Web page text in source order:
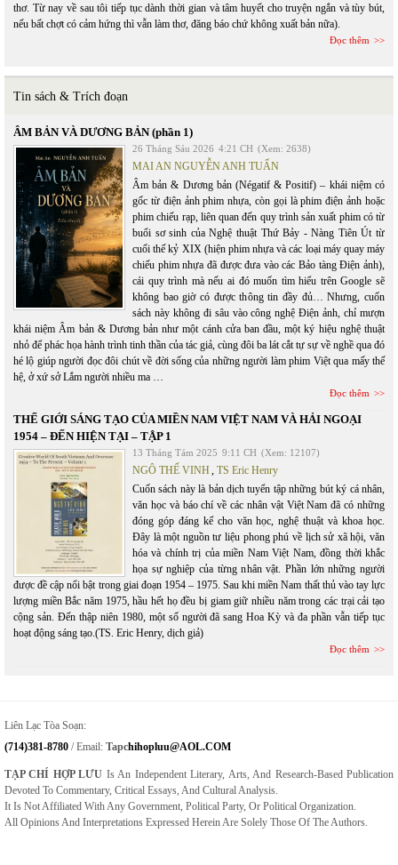
thơ. Từ nay về sau tôi tiếp tục dành thời gian và tâm huyết cho truyện ngắn và tùy bút,
nếu bất chợt có cảm hứng thì vẫn làm thơ, đăng báo chứ không xuất bản nữa).
Đọc thêm
Tin sách & Trích đoạn
ÂM BẢN VÀ DƯƠNG BẢN (phần 1)
26 Tháng Sáu 2026 4:21 CH (Xem: 2638)
MAI AN NGUYỄN ANH TUẤN
Âm bản & Dương bản (Négatif & Positif) – khái niệm có
gốc từ điện ảnh phim nhựa, còn gọi là phim điện ảnh hoặc
phim chiếu rạp, liên quan đến quy trình sản xuất phim có từ
buổi sơ sinh của Nghệ thuật Thứ Bảy - Nàng Tiên Út từ
cuối thế kỷ XIX (hiện phim nhựa và các loại máy quay máy
chiếu phim nhựa đã được đưa vào các Bảo tàng Điện ảnh),
cái quy trình mà nếu ai đó muốn tìm hiểu trên Google sẽ
không bao giờ có được thông tin đầy đủ… Nhưng, cuốn
sách này không đi sâu vào công nghệ Điện ảnh, chỉ mượn
khái niệm Âm bản & Dương bản như một cánh cửa ban đầu, một ký hiệu nghệ thuật
nhỏ để phác họa hành trình tinh thần của tác giả, cùng đôi ba lát cắt tự sự về nghề qua đó
hé lộ giúp người đọc đôi chút về đời sống của những người làm phim Việt qua mấy thế
hệ, ở xứ sở Lắm người nhiều ma …
Đọc thêm
THẾ GIỚI SÁNG TẠO CỦA MIỀN NAM VIỆT NAM VÀ HẢI NGOẠI
1954 – ĐẾN HIỆN TẠI – TẬP 1
13 Tháng Tám 2025 9:11 CH (Xem: 12107)
NGÔ THẾ VINH, TS Eric Henry
Cuốn sách này là bản dịch tuyển tập những bút ký cá nhân,
văn học và báo chí về các nhân vật Việt Nam đã có những
đóng góp đáng kể cho văn học, nghệ thuật và khoa học.
Đây là một nguồn tư liệu phong phú về lịch sử xã hội, văn
hóa và chính trị của miền Nam Việt Nam, đồng thời khắc
họa sự nghiệp của từng nhân vật. Phần lớn những người
được đề cập nổi bật trong giai đoạn 1954 – 1975. Sau khi miền Nam thất thủ vào tay lực
lượng miền Bắc năm 1975, hầu hết họ đều bị giam giữ nhiều năm trong các trại cải tạo
cộng sản. Đến thập niên 1980, một số người đã sang Hoa Kỳ và đa phần vẫn tiếp tục
hoạt động sáng tạo.(TS. Eric Henry, dịch giả)
Đọc thêm
Liên Lạc Tòa Soạn:
(714)381-8780 / Email: TapcHihopluu@AOL.COM
TẠP CHÍ HỢP LƯU Is An Independent Literary, Arts, And Research-Based Publication
Devoted To Commentary, Critical Essays, And Cultural Analysis.
It Is Not Affiliated With Any Government, Political Party, Or Political Organization.
All Opinions And Interpretations Expressed Herein Are Solely Those Of The Authors.